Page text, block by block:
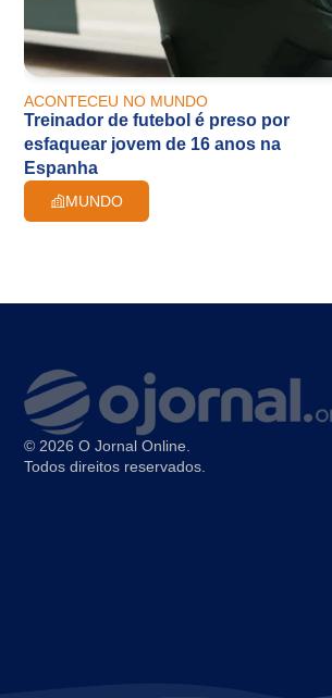
ACONTECEU NO MUNDO
Treinador de futebol é preso por
esfaquear jovem de 16 anos na
Espanha
MUNDO
© 2026 O Jornal Online.
Todos direitos reservados.